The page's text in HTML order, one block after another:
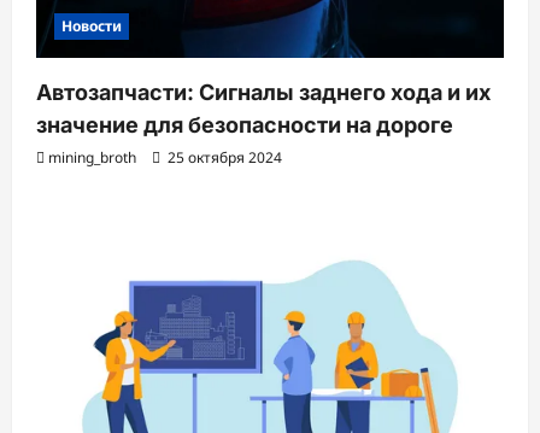
Новости
Автозапчасти: Сигналы заднего хода и их
значение для безопасности на дороге
mining_broth 25 октября 2024